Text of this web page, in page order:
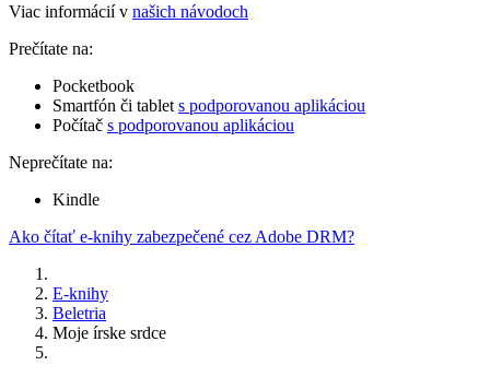
Viac informácií v našich návodoch
Prečítate na:
Pocketbook
Smartfón či tablet s podporovanou aplikáciou
Počítač s podporovanou aplikáciou
Neprečítate na:
Kindle
Ako čítať e-knihy zabezpečené cez Adobe DRM?
E-knihy
Beletria
Moje írske srdce